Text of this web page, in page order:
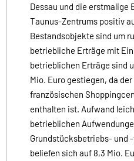
Dessau und die erstmalige
Taunus-Zentrums positiv
Bestandsobjekte sind um
betriebliche Erträge mit
betrieblichen Erträge sind
Mio. Euro gestiegen, da
französischen
enthalten ist. Aufwand
betrieblichen
Grundstücksbetriebs- und
beliefen sich auf 8,3 Mio.